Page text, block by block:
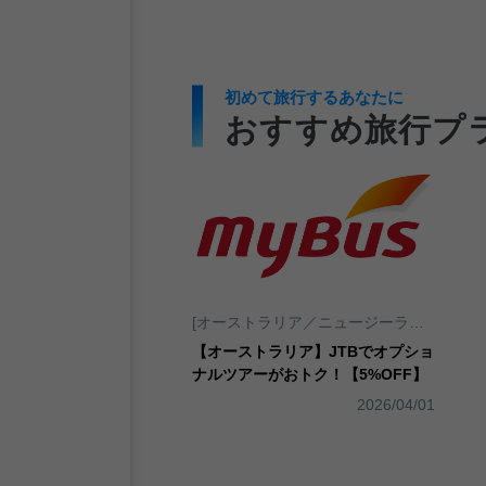
初めて旅行するあなたに
おすすめ旅行プ
【オーストラリア】JTBでオプショ
ナルツアーがおトク！【5%OFF】
2026/04/01